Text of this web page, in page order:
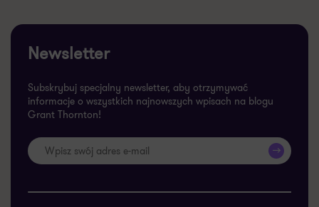
Newsletter
Subskrybuj specjalny newsletter, aby otrzymywać
informacje o wszystkich najnowszych wpisach na blogu
Grant Thornton!
>>